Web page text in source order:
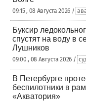
09:15 , 08 Августа 2026 /
Буксир
спустят на воду в
Лушников
09:00 , 08 Августа 2026 /
В Петербурге
беспилотники в
«Акватория»